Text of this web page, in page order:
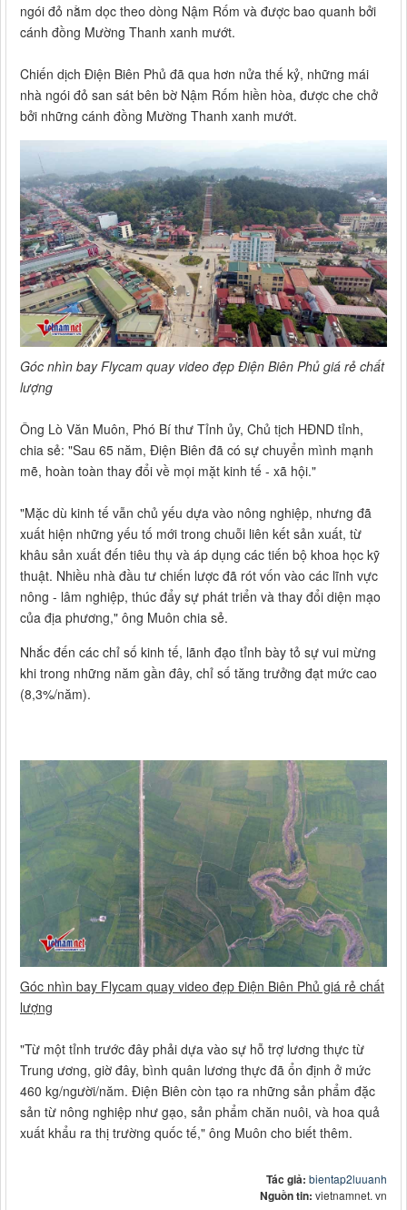
ngói đỏ nằm dọc theo dòng Nậm Rốm và được bao quanh bởi
cánh đồng Mường Thanh xanh mướt.
Chiến dịch Điện Biên Phủ đã qua hơn nửa thế kỷ, những mái
nhà ngói đỏ san sát bên bờ Nậm Rốm hiền hòa, được che chở
bởi những cánh đồng Mường Thanh xanh mướt.
Góc nhìn bay Flycam quay video đẹp Điện Biên Phủ giá rẻ chất
lượng
Ông Lò Văn Muôn, Phó Bí thư Tỉnh ủy, Chủ tịch HĐND tỉnh,
chia sẻ: "Sau 65 năm, Điện Biên đã có sự chuyển mình mạnh
mẽ, hoàn toàn thay đổi về mọi mặt kinh tế - xã hội."
"Mặc dù kinh tế vẫn chủ yếu dựa vào nông nghiệp, nhưng đã
xuất hiện những yếu tố mới trong chuỗi liên kết sản xuất, từ
khâu sản xuất đến tiêu thụ và áp dụng các tiến bộ khoa học kỹ
thuật. Nhiều nhà đầu tư chiến lược đã rót vốn vào các lĩnh vực
nông - lâm nghiệp, thúc đẩy sự phát triển và thay đổi diện mạo
của địa phương," ông Muôn chia sẻ.
Nhắc đến các chỉ số kinh tế, lãnh đạo tỉnh bày tỏ sự vui mừng
khi trong những năm gần đây, chỉ số tăng trưởng đạt mức cao
(8,3%/năm).
Góc nhìn bay Flycam quay video đẹp Điện Biên Phủ giá rẻ chất
lượng
"Từ một tỉnh trước đây phải dựa vào sự hỗ trợ lương thực từ
Trung ương, giờ đây, bình quân lương thực đã ổn định ở mức
460 kg/người/năm. Điện Biên còn tạo ra những sản phẩm đặc
sản từ nông nghiệp như gạo, sản phẩm chăn nuôi, và hoa quả
xuất khẩu ra thị trường quốc tế," ông Muôn cho biết thêm.
Tác giả: bientap2luuanh
Nguồn tin: vietnamnet. vn